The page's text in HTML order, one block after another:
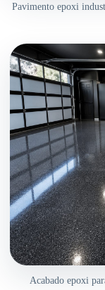
Pavimento epoxi
Acabado epoxi